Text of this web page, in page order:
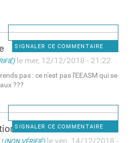
SIGNALER CE COMMENTAIRE
le mer, 12/12/2018 - 21:22
pas : ce n'est pas l'EEASM qui se
???
SIGNALER CE COMMENTAIRE
d
(NON VÉRIFIÉ)le ven, 14/12/2018 -